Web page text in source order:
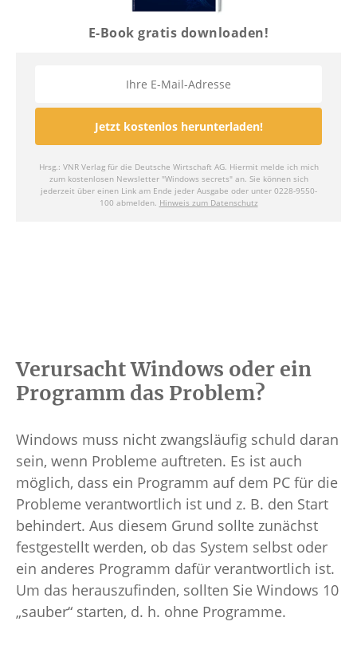
Verursacht Windows oder ein
Programm das Problem?
Windows muss nicht zwangsläufig schuld daran
sein, wenn Probleme auftreten. Es ist auch
möglich, dass ein Programm auf dem PC für die
Probleme verantwortlich ist und z. B. den Start
behindert. Aus diesem Grund sollte zunächst
festgestellt werden, ob das System selbst oder
ein anderes Programm dafür verantwortlich ist.
Um das herauszufinden, sollten Sie Windows 10
„sauber“ starten, d. h. ohne Programme.